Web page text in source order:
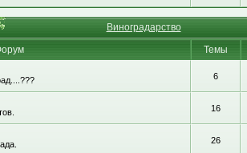
Виноградарство
Темы
6
16
26